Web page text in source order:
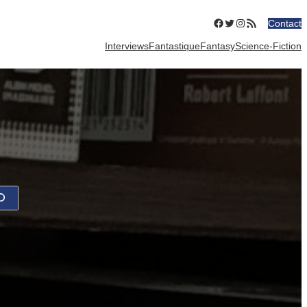
Facebook
Twitter
Instagram
Flux RSSContact
InterviewsFantastiqueFantasyScience-Fiction